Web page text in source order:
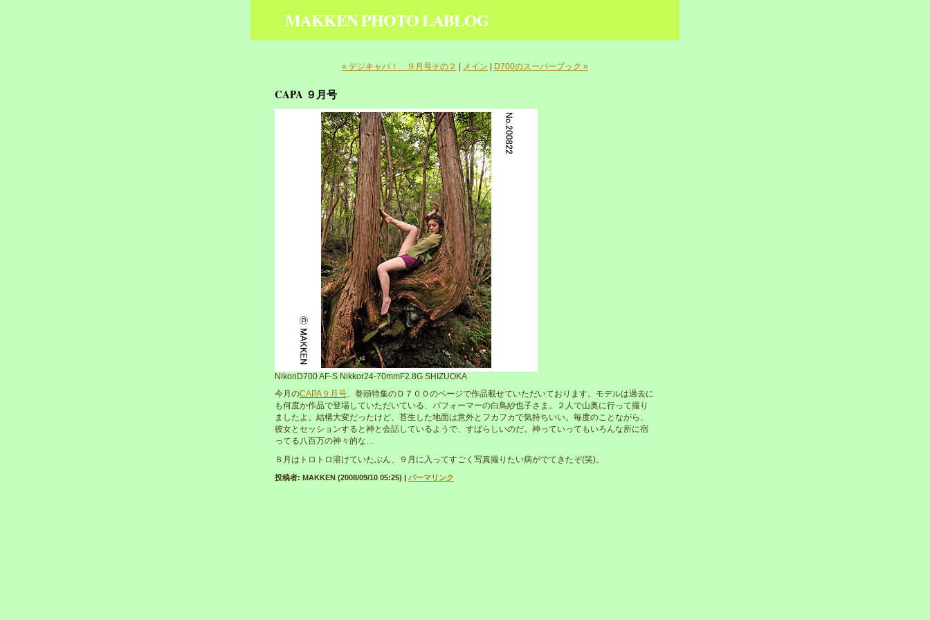
MAKKEN PHOTO LABLOG
« デジキャパ！ ９月号その２ メイン D700のスーパーブック »
CAPA ９月号
NikonD700 AF-S Nikkor24-70mmF2.8G SHIZUOKA
今月のCAPA９月号、巻頭特集のＤ７００のページで作品載せていただいております。モデルは過去に
も何度か作品で登場していただいている、パフォーマーの白鳥紗也子さま。２人で山奥に行って撮り
ましたよ。結構大変だったけど、苔生した地面は意外とフカフカで気持ちいい。毎度のことながら、
彼女とセッションすると神と会話しているようで、すばらしいのだ。神っていってもいろんな所に宿
ってる八百万の神々的な…
８月はトロトロ溶けていたぶん、９月に入ってすごく写真撮りたい病がでてきたぞ(笑)。
投稿者: MAKKEN (2008/09/10 05:25) | パーマリンク